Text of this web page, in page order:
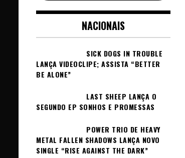
NACIONAIS
SICK DOGS IN TROUBLE
LANÇA VIDEOCLIPE; ASSISTA “BETTER
BE ALONE”
LAST SHEEP LANÇA O
SEGUNDO EP SONHOS E PROMESSAS
POWER TRIO DE HEAVY
METAL FALLEN SHADOWS LANÇA NOVO
SINGLE “RISE AGAINST THE DARK”